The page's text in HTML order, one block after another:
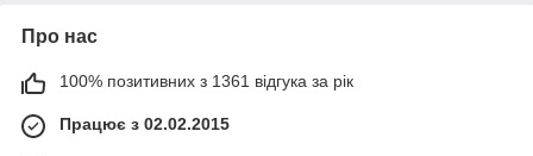
Про нас
100% позитивних з 1361 відгука за рік
Працює з 02.02.2015